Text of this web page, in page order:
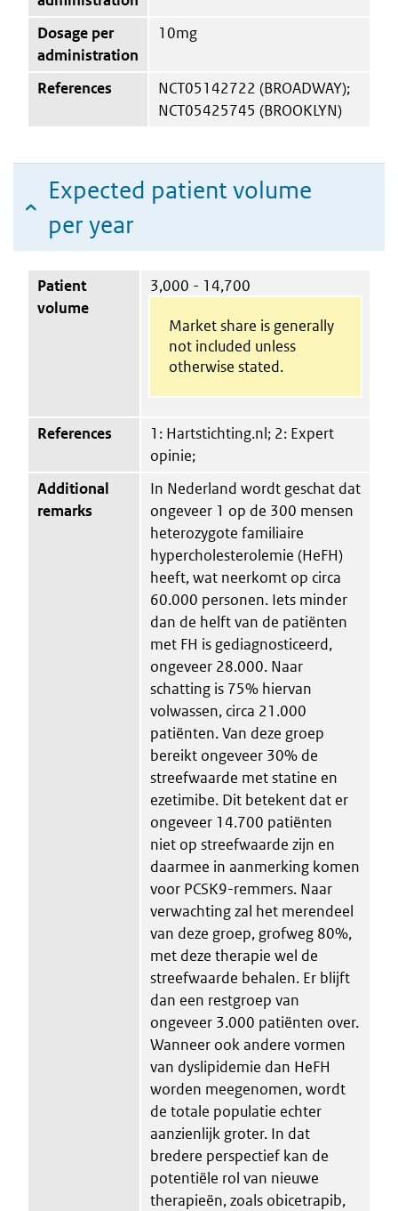
Dosage per
administration
10mg
References
NCT05142722 (BROADWAY);
NCT05425745 (BROOKLYN)
Expected patient volume
per year
Patient
volume
3,000 - 14,700
Market share is generally
not included unless
otherwise stated.
References
1: Hartstichting.nl; 2: Expert
opinie;
Additional
remarks
In Nederland wordt geschat dat
ongeveer 1 op de 300 mensen
heterozygote familiaire
hypercholesterolemie (HeFH)
heeft, wat neerkomt op circa
60.000 personen. Iets minder
dan de helft van de patiënten
met FH is gediagnosticeerd,
ongeveer 28.000. Naar
schatting is 75% hiervan
volwassen, circa 21.000
patiënten. Van deze groep
bereikt ongeveer 30% de
streefwaarde met statine en
ezetimibe. Dit betekent dat er
ongeveer 14.700 patiënten
niet op streefwaarde zijn en
daarmee in aanmerking komen
voor PCSK9-remmers. Naar
verwachting zal het merendeel
van deze groep, grofweg 80%,
met deze therapie wel de
streefwaarde behalen. Er blijft
dan een restgroep van
ongeveer 3.000 patiënten over.
Wanneer ook andere vormen
van dyslipidemie dan HeFH
worden meegenomen, wordt
de totale populatie echter
aanzienlijk groter. In dat
bredere perspectief kan de
potentiële rol van nieuwe
therapieën, zoals obicetrapib,